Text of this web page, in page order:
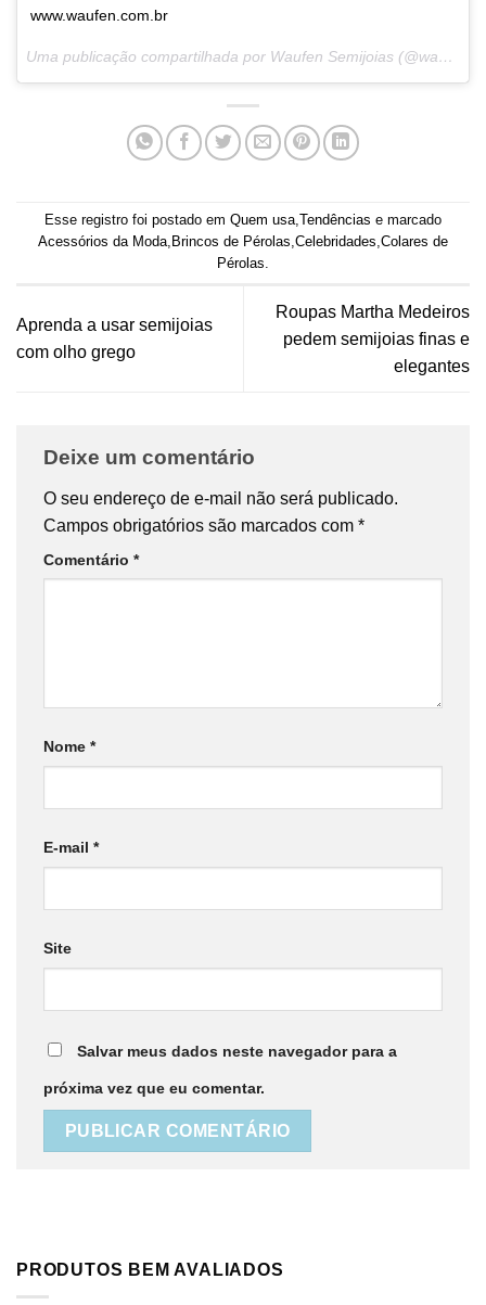
www.waufen.com.br
Uma publicação compartilhada por Waufen Semijoias (@waufen) em
Esse registro foi postado em Quem usa,Tendências e marcado
Acessórios da Moda, Brincos de Pérolas,Celebridades,Colares de
Pérolas.
Aprenda a usar semijoias
com olho grego
Roupas Martha Medeiros
pedem semijoias finas e
elegantes
Deixe um comentário
O seu endereço de e-mail não será publicado.
Campos obrigatórios são marcados com *
Comentário *
Nome *
E-mail *
Site
Salvar meus dados neste navegador para a
próxima vez que eu comentar.
PRODUTOS BEM AVALIADOS